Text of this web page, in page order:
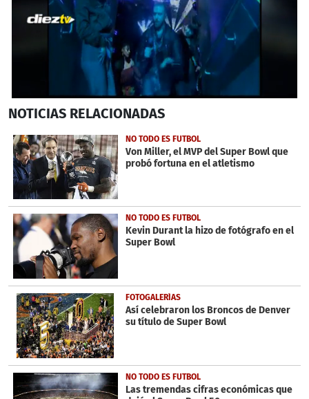
seconds
3
minutes,
8
seconds
NOTICIAS RELACIONADAS
NO TODO ES FUTBOL
Von Miller, el MVP del Super Bowl que
probó fortuna en el atletismo
NO TODO ES FUTBOL
Kevin Durant la hizo de fotógrafo en el
Super Bowl
FOTOGALERÍAS
Así celebraron los Broncos de Denver
su título de Super Bowl
NO TODO ES FUTBOL
Las tremendas cifras económicas que